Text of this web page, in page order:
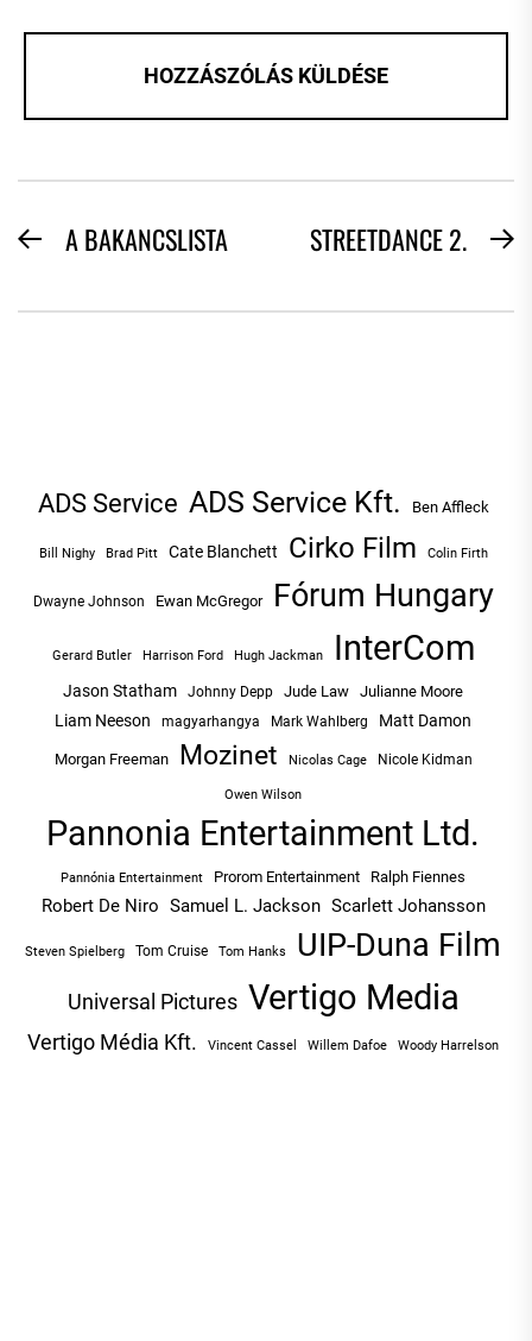
BEJEGYZÉS
PreviousA BAKANCSLISTA STREETDANCE 2.
ADS Service ADS Service Kft. Ben Affleck
Bill Nighy Brad Pitt Cate Blanchett Cirko Film Colin Firth
Dwayne Johnson Ewan McGregor Fórum Hungary
Gerard Butler Harrison Ford Hugh Jackman InterCom
Jason Statham Johnny Depp Jude Law Julianne Moore
Liam Neeson magyarhangya Mark Wahlberg Matt Damon
Morgan Freeman Mozinet Nicolas Cage Nicole Kidman
Owen Wilson
Pannonia Entertainment Ltd.
Pannónia Entertainment Prorom Entertainment Ralph Fiennes
Robert De Niro Samuel L. Jackson Scarlett Johansson
Steven Spielberg Tom Cruise Tom Hanks UIP-Duna Film
Universal Pictures Vertigo Media
Vertigo Média Kft. Vincent Cassel Willem Dafoe Woody Harrelson